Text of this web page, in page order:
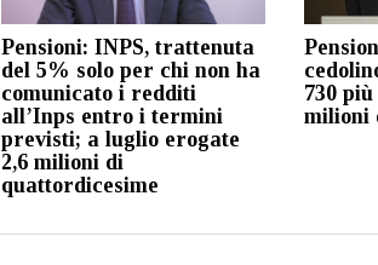
Pensioni: INPS, trattenuta
del 5% solo per chi non ha
comunicato i redditi
all’Inps entro i termini
previsti; a luglio erogate
2,6 milioni di
quattordicesime
730
milioni